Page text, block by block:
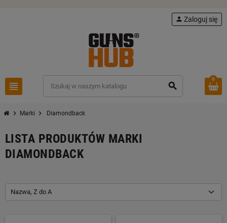
view_headline search
person Zaloguj się
0
chevron_right Marki chevron_right Diamondback
LISTA PRODUKTÓW MARKI
DIAMONDBACK
Nazwa, Z do A